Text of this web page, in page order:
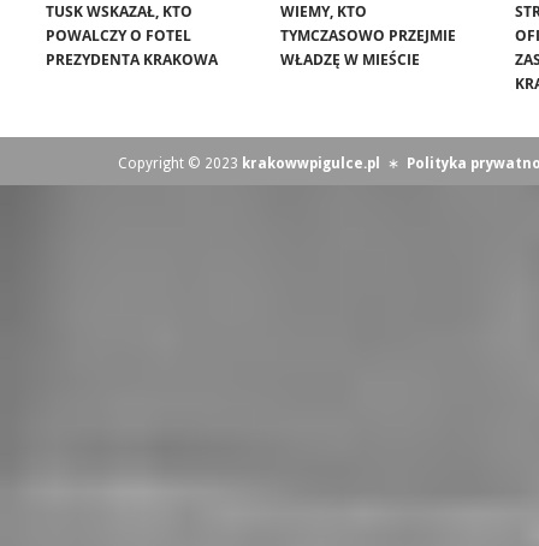
TUSK WSKAZAŁ, KTO
POWALCZY O FOTEL
PREZYDENTA KRAKOWA
WIEMY, KTO
TYMCZASOWO PRZEJMIE
WŁADZĘ W MIEŚCIE
Copyright © 2023 krakowwpigulce.pl ∗ Polityka